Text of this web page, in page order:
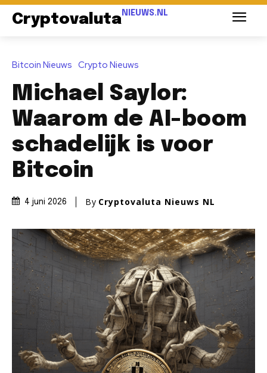
Cryptovaluta NIEUWS.NL
Bitcoin Nieuws Crypto Nieuws
Michael Saylor:
Waarom de AI-boom
schadelijk is voor
Bitcoin
4 juni 2026 By Cryptovaluta Nieuws NL